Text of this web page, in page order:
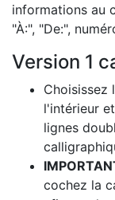
informations au
"À:", "De:",
Version 1
Choisissez
l'intérieur
lignes
cochez la